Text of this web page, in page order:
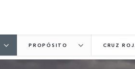
PROPÓSITO CRUZ